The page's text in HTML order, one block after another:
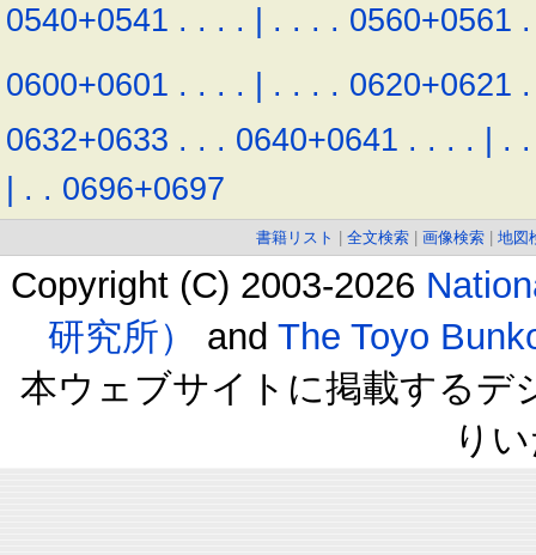
0540+0541 . . . . | . . . . 0560+0561 .
0600+0601 . . . . | . . . . 0620+0621 .
0632+0633 . . . 0640+0641 . . . . | . .
| . . 0696+0697
書籍リスト 全文検索 画像検索 地図
Copyright (C) 2003-2026
研究所）
and The Toyo
本ウェブサイトに掲載するデ
り